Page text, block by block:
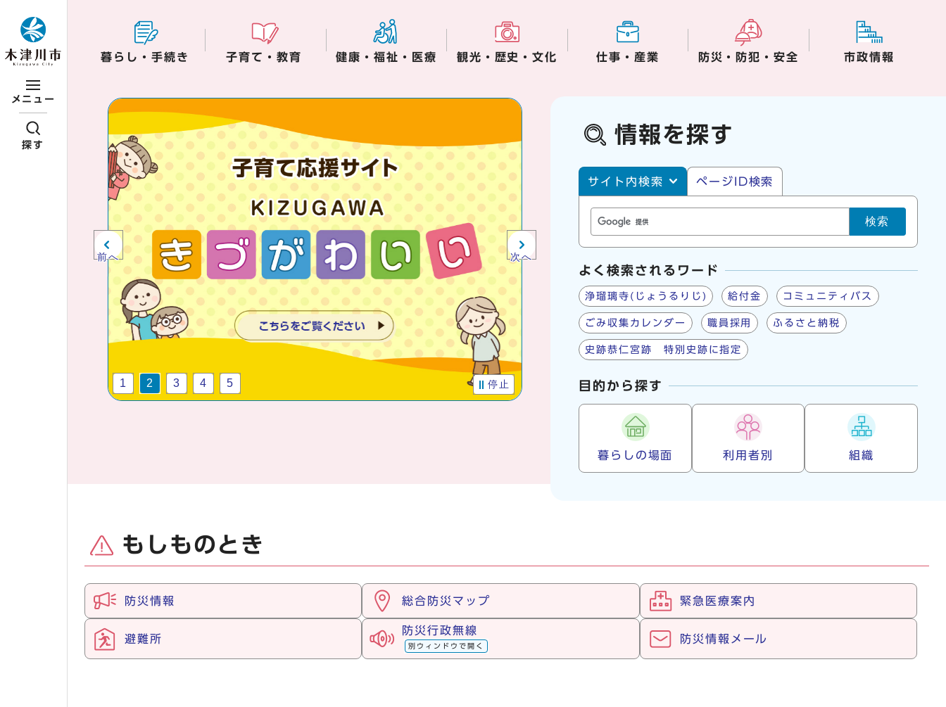
メニュー
探す
暮らし・手続き 子育て・教育 健康・福祉・医療 観光・歴史・文化 仕事・産業 防災・防犯・安全 市政情報
ビジュアルエリア。木津川市役所からの
紹介、お知らせ。
前へ 次へ
停止
1 2 3 4 5
情報を探す
サイト内・ページID検索
サイト内検索 ページID検索
検索
よく検索されるワード
浄瑠璃寺(じょうるりじ) 給付金 コミュニティバス
ごみ収集カレンダー 職員採用 ふるさと納税
史跡恭仁宮跡 特別史跡に指定
目的から探す
暮らしの場面 利用者別 組織
もしものとき
防災情報 総合防災マップ 緊急医療案内
避難所
防災行政無線
別ウィンドウで開く
防災情報メール